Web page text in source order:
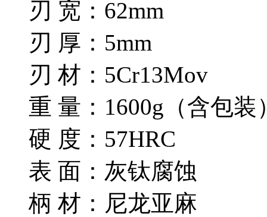
刃 宽：62mm
刃 厚：5mm
刃 材：5Cr13Mov
重 量：1600g（含包装
硬 度：57HRC
表 面：灰钛腐蚀
柄 材：尼龙亚麻